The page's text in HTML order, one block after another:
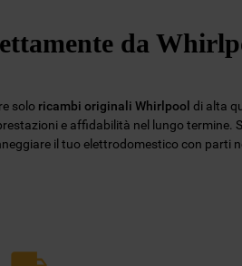
da
solo ricambi originali Whirlpool di alta
e affidabilità nel lungo termine.
il tuo elettrodomestico con parti
utilizzando il pulsante “X” in alto
saranno mantenute le
cookie diversi dai cookie tecnici.
sul pulsante "ACCETTO TUTTI I
acconsenti all'utilizzo di tutti i
impostare in modo specifico le tue